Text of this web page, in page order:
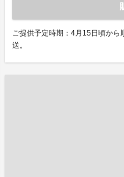
ご提供予定時期：4月15日頃か
送。